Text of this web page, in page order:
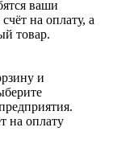
ваши
на оплату, а
товар.
и
на оплату